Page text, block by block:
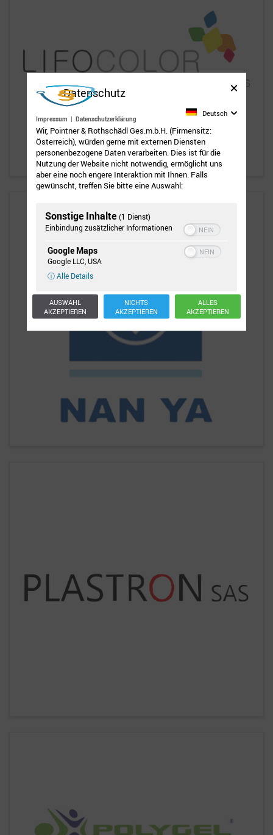
Datenschutz
Impressum | Datenschutzerklärung
Deutsch
Wir, Pointner & Rothschädl Ges.m.b.H. (Firmensitz:
Österreich), würden gerne mit externen Diensten
personenbezogene Daten verarbeiten. Dies ist für die
Nutzung der Website nicht notwendig, ermöglicht uns
aber eine noch engere Interaktion mit Ihnen. Falls
gewünscht, treffen Sie bitte eine Auswahl:
Sonstige Inhalte (1 Dienst)
Einbindung zusätzlicher Informationen
Google Maps
Google LLC, USA
ⓘ Alle Details
AUSWAHL
AKZEPTIEREN
NICHTS
AKZEPTIEREN
ALLES
AKZEPTIEREN